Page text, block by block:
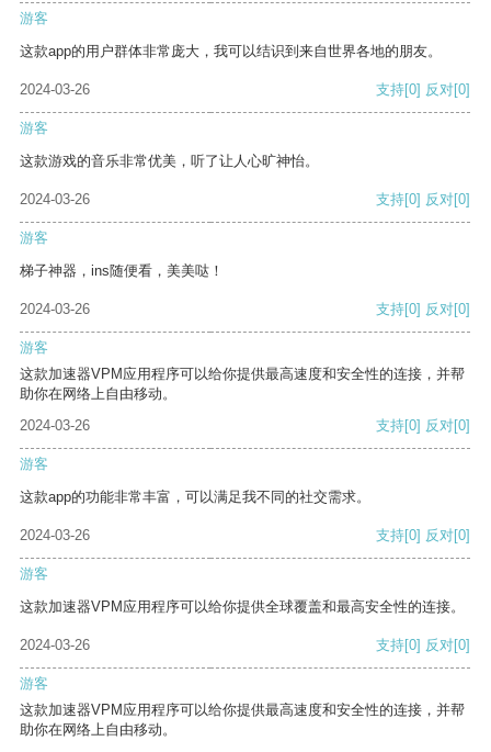
游客
这款app的用户群体非常庞大，我可以结识到来自世界各地的朋友。
2024-03-26 支持[0] 反对[0]
游客
这款游戏的音乐非常优美，听了让人心旷神怡。
2024-03-26 支持[0] 反对[0]
游客
梯子神器，ins随便看，美美哒！
2024-03-26 支持[0] 反对[0]
游客
这款加速器VPM应用程序可以给你提供最高速度和安全性的连接，并帮
助你在网络上自由移动。
2024-03-26
支持[0] 反对[0]
游客
这款app的功能非常丰富，可以满足我不同的社交需求。
2024-03-26 支持[0] 反对[0]
游客
这款加速器VPM应用程序可以给你提供全球覆盖和最高安全性的连接。
2024-03-26 支持[0] 反对[0]
游客
这款加速器VPM应用程序可以给你提供最高速度和安全性的连接，并帮
助你在网络上自由移动。